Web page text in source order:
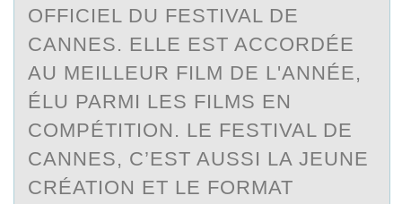
OFFICIEL DU FESTIVAL DE
CANNES. ELLE EST ACCORDÉE
AU MEILLEUR FILM DE L'ANNÉE,
ÉLU PARMI LES FILMS EN
COMPÉTITION. LE FESTIVAL DE
CANNES, C’EST AUSSI LA JEUNE
CRÉATION ET LE FORMAT